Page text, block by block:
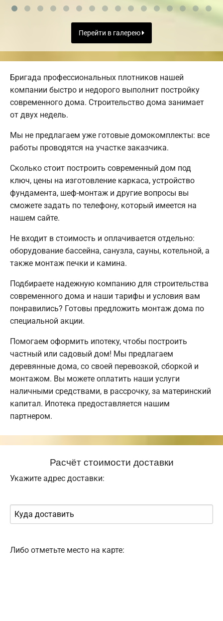
Перейти в галерею
Бригада профессиональных плотников нашей
компании быстро и недорого выполнит постройку
современного дома. Строительство дома занимает
от двух недель.
Мы не предлагаем уже готовые домокомплекты: все
работы проводятся на участке заказчика.
Сколько стоит построить современный дом под
ключ, цены на изготовление каркаса, устройство
фундамента, шеф-монтаж и другие вопросы вы
сможете задать по телефону, который имеется на
нашем сайте.
Не входит в стоимость и оплачивается отдельно:
оборудование бассейна, санузла, сауны, котельной, а
также монтаж печки и камина.
Подбираете надежную компанию для строительства
современного дома и наши тарифы и условия вам
понравились? Готовы предложить монтаж дома по
специальной акции.
Помогаем оформить ипотеку, чтобы построить
частный или садовый дом! Мы предлагаем
деревянные дома, со своей перевозкой, сборкой и
монтажом. Вы можете оплатить наши услуги
наличными средствами, в рассрочку, за материнский
капитал. Ипотека предоставляется нашим
партнером.
Расчёт стоимости доставки
Укажите адрес доставки:
Либо отметьте место на карте: